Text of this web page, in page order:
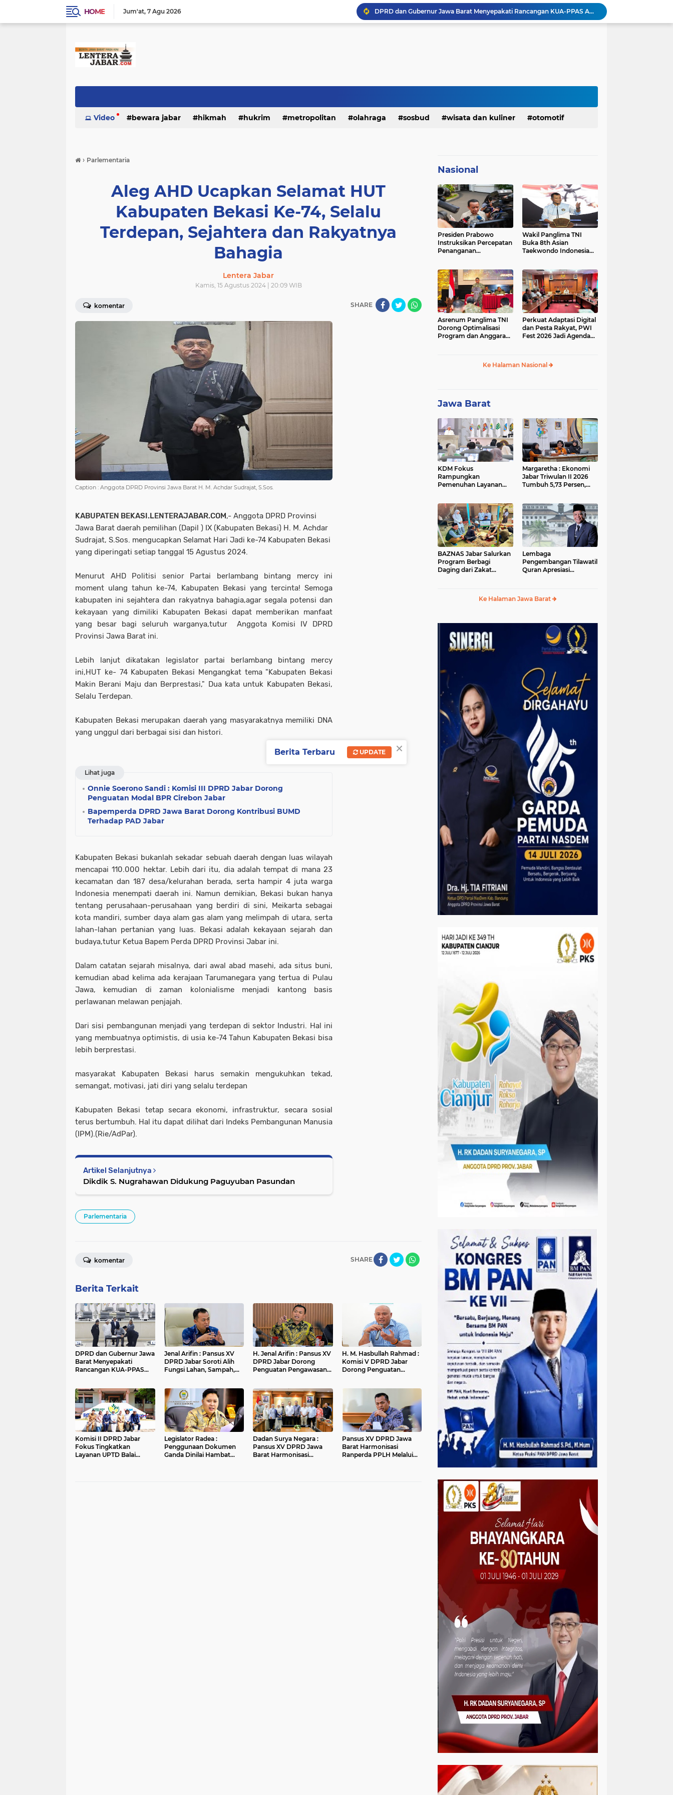
HOME Jum'at 7 Agu 2026
Margaretha : Ekonomi Jabar Triwulan II 2026 Tumbuh 5,73 Persen, Lebih Tinggi Dibandingkan Nasional
Pemkot Siapkan 100 Armada Pengangkut Sampah Bila TPPAS Legok Nangka Beroperasi
Menaker: ASN Kemnaker Harus Hadirkan Dampak Nyata bagi Masyarakat
Video bewara jabar hikmah hukrim metropolitan olahraga sosbud wisata dan kuliner otomotif
› Parlementaria
Aleg AHD Ucapkan Selamat HUT
Kabupaten Bekasi Ke-74, Selalu
Terdepan, Sejahtera dan Rakyatnya
Bahagia
Lentera Jabar
Kamis, 15 Agustus 2024 | 20:09 WIB
komentar SHARE
Caption : Anggota DPRD Provinsi Jawa Barat H. M. Achdar Sudrajat, S.Sos.
KABUPATEN BEKASI.LENTERAJABAR.COM,- Anggota DPRD Provinsi
Jawa Barat daerah pemilihan (Dapil ) IX (Kabupaten Bekasi) H. M. Achdar
Sudrajat, S.Sos. mengucapkan Selamat Hari Jadi ke-74 Kabupaten Bekasi
yang diperingati setiap tanggal 15 Agustus 2024.
Menurut AHD Politisi senior Partai berlambang bintang mercy ini
moment ulang tahun ke-74, Kabupaten Bekasi yang tercinta! Semoga
kabupaten ini sejahtera dan rakyatnya bahagia,agar segala potensi dan
kekayaan yang dimiliki Kabupaten Bekasi dapat memberikan manfaat
yang besar bagi seluruh warganya,tutur Anggota Komisi IV DPRD
Provinsi Jawa Barat ini.
Lebih lanjut dikatakan legislator partai berlambang bintang mercy
ini,HUT ke- 74 Kabupaten Bekasi Mengangkat tema "Kabupaten Bekasi
Makin Berani Maju dan Berprestasi," Dua kata untuk Kabupaten Bekasi,
Selalu Terdepan.
Kabupaten Bekasi merupakan daerah yang masyarakatnya memiliki DNA
yang unggul dari berbagai sisi dan histori.
Lihat juga
Onnie Soerono Sandi : Komisi III DPRD Jabar Dorong
Penguatan Modal BPR Cirebon Jabar
Bapemperda DPRD Jawa Barat Dorong Kontribusi BUMD
Terhadap PAD Jabar
Kabupaten Bekasi bukanlah sekadar sebuah daerah dengan luas wilayah
mencapai 110.000 hektar. Lebih dari itu, dia adalah tempat di mana 23
kecamatan dan 187 desa/kelurahan berada, serta hampir 4 juta warga
Indonesia menempati daerah ini. Namun demikian, Bekasi bukan hanya
tentang perusahaan-perusahaan yang berdiri di sini, Meikarta sebagai
kota mandiri, sumber daya alam gas alam yang melimpah di utara, serta
lahan-lahan pertanian yang luas. Bekasi adalah kekayaan sejarah dan
budaya,tutur Ketua Bapem Perda DPRD Provinsi Jabar ini.
Dalam catatan sejarah misalnya, dari awal abad masehi, ada situs buni,
kemudian abad kelima ada kerajaan Tarumanegara yang tertua di Pulau
Jawa, kemudian di zaman kolonialisme menjadi kantong basis
perlawanan melawan penjajah.
Dari sisi pembangunan menjadi yang terdepan di sektor Industri. Hal ini
yang membuatnya optimistis, di usia ke-74 Tahun Kabupaten Bekasi bisa
lebih berprestasi.
masyarakat Kabupaten Bekasi harus semakin mengukuhkan tekad,
semangat, motivasi, jati diri yang selalu terdepan
Kabupaten Bekasi tetap secara ekonomi, infrastruktur, secara sosial
terus bertumbuh. Hal itu dapat dilihat dari Indeks Pembangunan Manusia
(IPM).(Rie/AdPar).
Artikel Selanjutnya
Dikdik S. Nugrahawan Didukung Paguyuban Pasundan
Parlementaria
SHARE
komentar
Berita Terkait
DPRD dan Gubernur Jawa
Barat Menyepakati
Rancangan KUA-PPAS
Jenal Arifin : Pansus XV
DPRD Jabar Soroti Alih
Fungsi Lahan, Sampah,
H. Jenal Arifin : Pansus XV
DPRD Jabar Dorong
Penguatan Pengawasan
H. M. Hasbullah Rahmad :
Komisi V DPRD Jabar
Dorong Penguatan
Rakyat di Kabupaten
Bandung
Komisi II DPRD Jabar
Fokus Tingkatkan
Layanan UPTD Balai
Legislator Radea :
Penggunaan Dokumen
Ganda Dinilai Hambat
Dadan Surya Negara :
Pansus XV DPRD Jawa
Barat Harmonisasi
Pansus XV DPRD Jawa
Barat Harmonisasi
Ranperda PPLH Melalui
Nasional
Presiden Prabowo
Instruksikan Percepatan
Penanganan
BBM
Wakil Panglima TNI
Buka 8th Asian
Taekwondo Indonesia
Asrenum Panglima TNI
Dorong Optimalisasi
Program dan Anggaran
Perkuat Adaptasi Digital
dan Pesta Rakyat, PWI
Fest 2026 Jadi Agenda
Ke Halaman Nasional
Jawa Barat
KDM Fokus
Rampungkan
Pemenuhan Layanan
Margaretha : Ekonomi
Jabar Triwulan II 2026
Tumbuh 5,73 Persen,
BAZNAS Jabar Salurkan
Program Berbagi
Daging dari Zakat
Lembaga
Pengembangan Tilawatil
Quran Apresiasi
Ke Halaman Jawa Barat
×
Berita Terbaru UPDATE